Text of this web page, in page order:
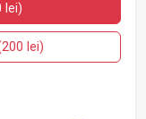
lei)
lei)